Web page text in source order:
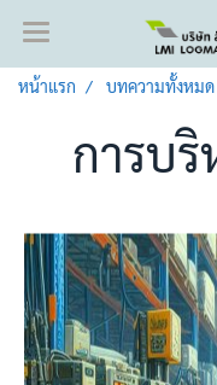
หน้าแรก บทความทั้งหมด
การบ